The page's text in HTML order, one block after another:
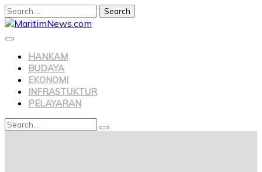
Search
for:
Skip
to
HANKAM
BUDAYA
EKONOMI
INFRASTUKTUR
PELAYARAN
Search
Search